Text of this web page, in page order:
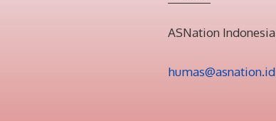
ASNation Indonesia
humas@asnation.id